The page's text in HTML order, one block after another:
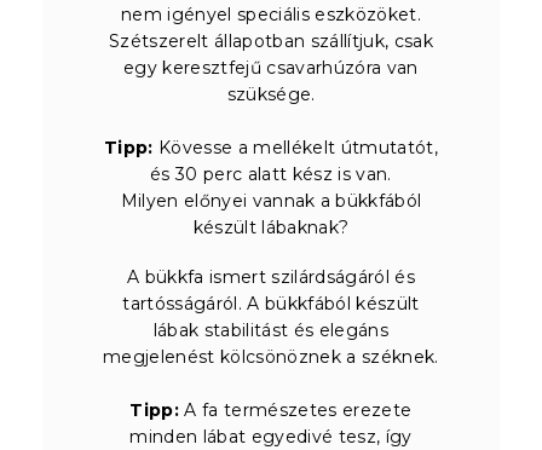
nem igényel speciális eszközöket.
Szétszerelt állapotban szállítjuk, csak
egy keresztfejű csavarhúzóra van
szüksége.
Tipp: Kövesse a mellékelt útmutatót,
és 30 perc alatt kész is van.
Milyen előnyei vannak a bükkfából
készült lábaknak?
A bükkfa ismert szilárdságáról és
tartósságáról. A bükkfából készült
lábak stabilitást és elegáns
megjelenést kölcsönöznek a széknek.
Tipp: A fa természetes erezete
minden lábat egyedivé tesz, így